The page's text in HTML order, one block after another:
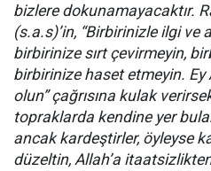
bizlere dokunamayacaktır.
(s.a.s)’in, “Birbirinizle ilgi ve
birbirinize sırt çevirmeyin,
birbirinize haset etmeyin. Ey
olun” çağrısına kulak
topraklarda kendine yer
ancak kardeştirler, öyleyse
düzeltin, Allah’a